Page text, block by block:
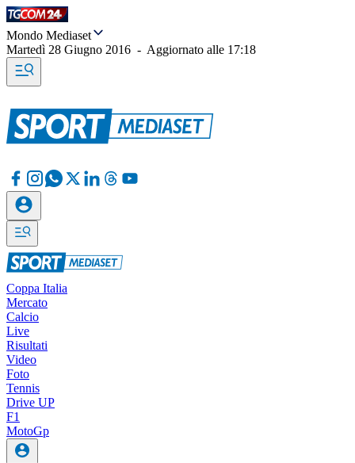
Mondo Mediaset
Martedì 28 Giugno 2016 - Aggiornato alle 17:18
Coppa Italia
Mercato
Calcio
Live
Risultati
Video
Foto
Tennis
Drive UP
F1
MotoGp